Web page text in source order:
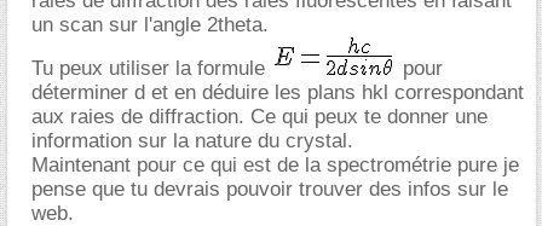
un scan sur l'angle 2theta.
Tu peux utiliser la formule
pour
déterminer d et en déduire les plans hkl correspondant
aux raies de diffraction. Ce qui peux te donner une
information sur la nature du crystal.
Maintenant pour ce qui est de la spectrométrie pure je
pense que tu devrais pouvoir trouver des infos sur le
web.